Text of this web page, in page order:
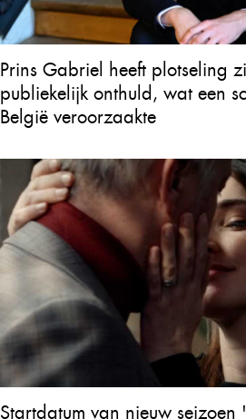
Prins Gabriel heeft plotseling
publiekelijk onthuld, wat een
België veroorzaakte
Startdatum van nieuw